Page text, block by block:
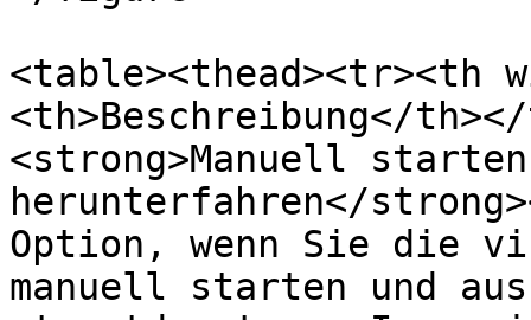
<table><thead><tr><th
<th>Beschreibung</
<strong>Manuell
herunterfahren</
Option, wenn Sie die
manuell starten und